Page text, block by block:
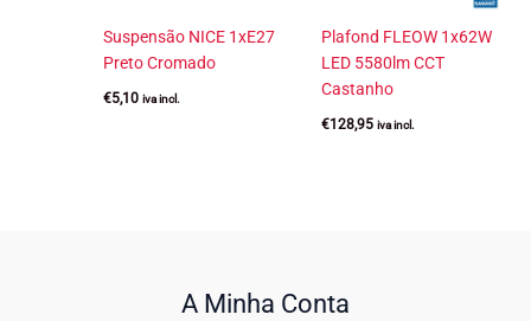
Suspensão NICE 1xE27
Preto Cromado
€5,10 iva incl.
Plafond FLEOW 1x62W
LED 5580lm CCT
Castanho
€128,95 iva incl.
A Minha Conta